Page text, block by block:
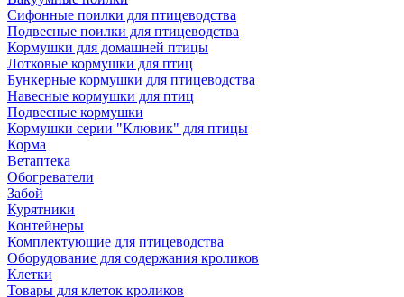
Сифонные поилки для птицеводства
Подвесные поилки для птицеводства
Кормушки для домашней птицы
Лотковые кормушки для птиц
Бункерные кормушки для птицеводства
Навесные кормушки для птиц
Подвесные кормушки
Кормушки серии "Клювик" для птицы
Корма
Ветаптека
Обогреватели
Забой
Курятники
Контейнеры
Комплектующие для птицеводства
Оборудование для содержания кроликов
Клетки
Товары для клеток кроликов